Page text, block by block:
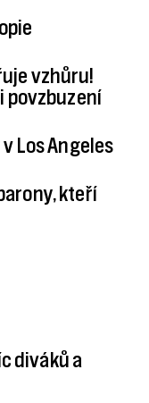
vzhůru!
povzbuzení
Los Angeles
kteří
diváků a